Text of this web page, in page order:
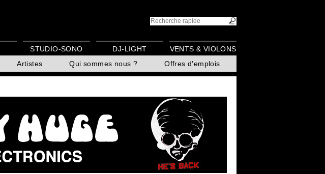
Artistes Qui sommes nous ? Offres d'emplois
STUDIO-SONO DJ-LIGHT VENTS & VIOLONS